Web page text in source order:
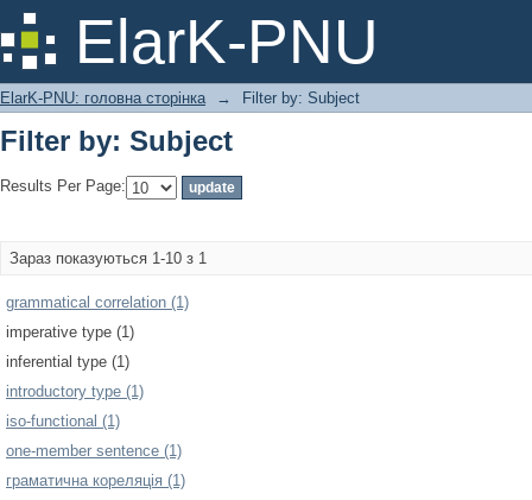
ElarK-PNU
Filter by: Subject
ElarK-PNU: головна сторінка → Filter by: Subject
Filter by: Subject
Results Per Page:
Зараз показуються 1-10 з 1
grammatical correlation (1)
imperative type (1)
inferential type (1)
introductory type (1)
iso-functional (1)
one-member sentence (1)
граматична кореляція (1)